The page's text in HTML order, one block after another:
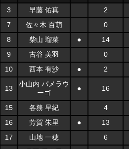
3 早藤 佑真 2
7
佐々木 百萌 0
8
柴山 瑠菜 ● 14
9
古谷 美羽 0
10
西本 有沙 ● 2
13
小山内 パメラウ
ーゴ
● 16
15 各務 早紀 4
16
芳賀 朱里 ● 13
17
山地 一穂 6